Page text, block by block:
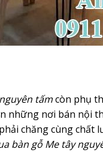
tấmcòn phụ
những nơi bán nội
chăng cùng chất
bàn gỗ Me tây